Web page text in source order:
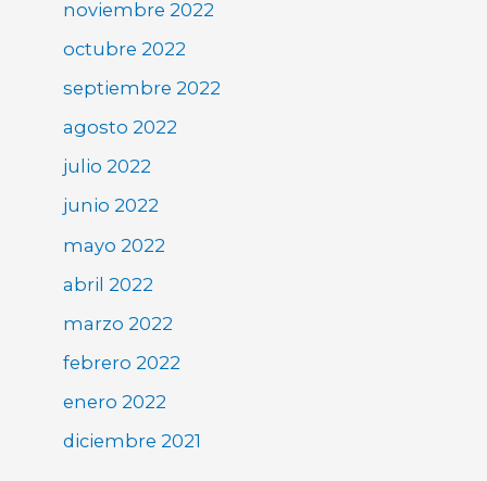
noviembre 2022
octubre 2022
septiembre 2022
agosto 2022
julio 2022
junio 2022
mayo 2022
abril 2022
marzo 2022
febrero 2022
enero 2022
diciembre 2021